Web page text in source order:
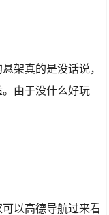
架真的是没话说，
由于没什么好玩
以高德导航过来看